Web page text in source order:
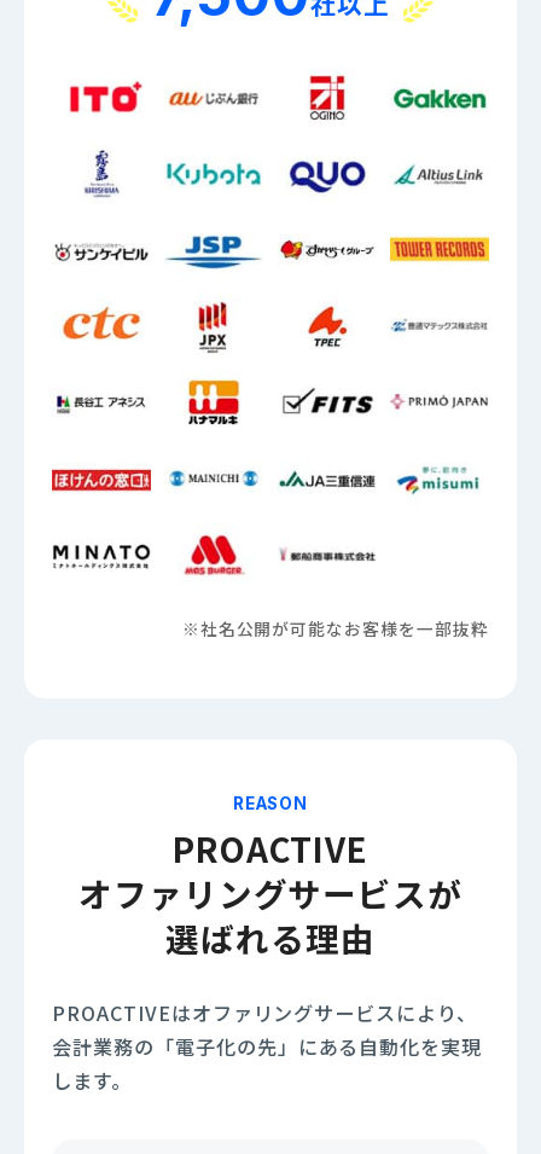
※社名公開が可能なお客様を一部抜粋
REASON
PROACTIVE
オファリングサービスが
選ばれる理由
PROACTIVEはオファリングサービスにより、
会計業務の「電子化の先」にある自動化を実現
します。